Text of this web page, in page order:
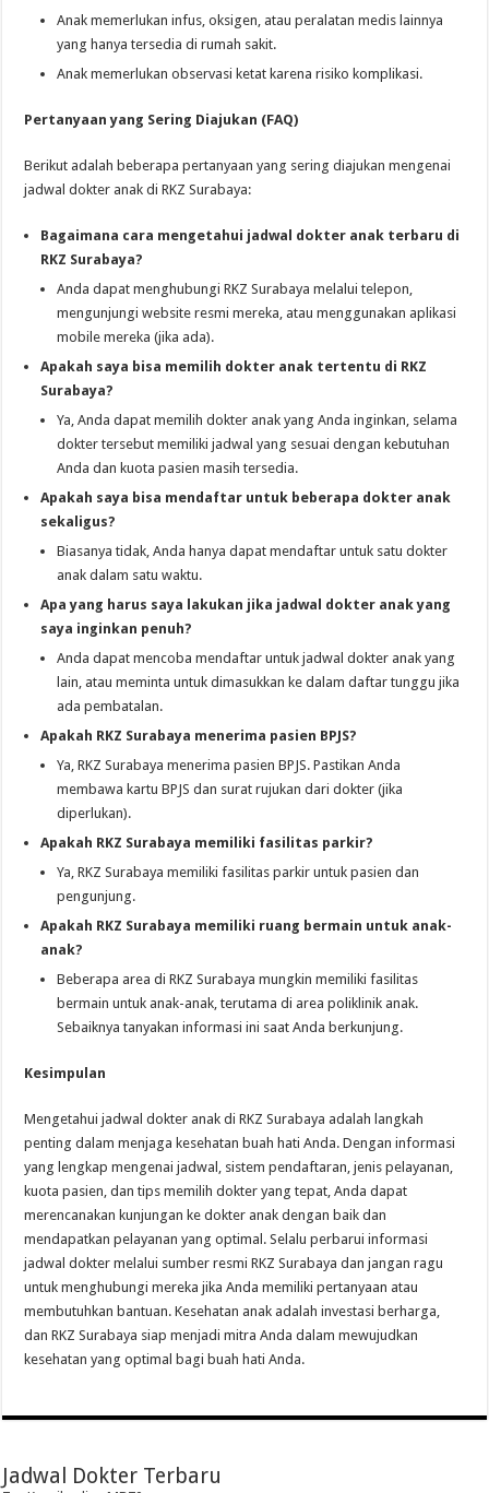
Anak memerlukan infus, oksigen, atau peralatan medis lainnya
yang hanya tersedia di rumah sakit.
Anak memerlukan observasi ketat karena risiko komplikasi.
Pertanyaan yang Sering Diajukan (FAQ)
Berikut adalah beberapa pertanyaan yang sering diajukan mengenai
jadwal dokter anak di RKZ Surabaya:
Bagaimana cara mengetahui jadwal dokter anak terbaru di
RKZ Surabaya?
Anda dapat menghubungi RKZ Surabaya melalui telepon,
mengunjungi website resmi mereka, atau menggunakan aplikasi
mobile mereka (jika ada).
Apakah saya bisa memilih dokter anak tertentu di RKZ
Surabaya?
Ya, Anda dapat memilih dokter anak yang Anda inginkan, selama
dokter tersebut memiliki jadwal yang sesuai dengan kebutuhan
Anda dan kuota pasien masih tersedia.
Apakah saya bisa mendaftar untuk beberapa dokter anak
sekaligus?
Biasanya tidak, Anda hanya dapat mendaftar untuk satu dokter
anak dalam satu waktu.
Apa yang harus saya lakukan jika jadwal dokter anak yang
saya inginkan penuh?
Anda dapat mencoba mendaftar untuk jadwal dokter anak yang
lain, atau meminta untuk dimasukkan ke dalam daftar tunggu jika
ada pembatalan.
Apakah RKZ Surabaya menerima pasien BPJS?
Ya, RKZ Surabaya menerima pasien BPJS. Pastikan Anda
membawa kartu BPJS dan surat rujukan dari dokter (jika
diperlukan).
Apakah RKZ Surabaya memiliki fasilitas parkir?
Ya, RKZ Surabaya memiliki fasilitas parkir untuk pasien dan
pengunjung.
Apakah RKZ Surabaya memiliki ruang bermain untuk anak-
anak?
Beberapa area di RKZ Surabaya mungkin memiliki fasilitas
bermain untuk anak-anak, terutama di area poliklinik anak.
Sebaiknya tanyakan informasi ini saat Anda berkunjung.
Kesimpulan
Mengetahui jadwal dokter anak di RKZ Surabaya adalah langkah
penting dalam menjaga kesehatan buah hati Anda. Dengan informasi
yang lengkap mengenai jadwal, sistem pendaftaran, jenis pelayanan,
kuota pasien, dan tips memilih dokter yang tepat, Anda dapat
merencanakan kunjungan ke dokter anak dengan baik dan
mendapatkan pelayanan yang optimal. Selalu perbarui informasi
jadwal dokter melalui sumber resmi RKZ Surabaya dan jangan ragu
untuk menghubungi mereka jika Anda memiliki pertanyaan atau
membutuhkan bantuan. Kesehatan anak adalah investasi berharga,
dan RKZ Surabaya siap menjadi mitra Anda dalam mewujudkan
kesehatan yang optimal bagi buah hati Anda.
Jadwal Dokter Terbaru